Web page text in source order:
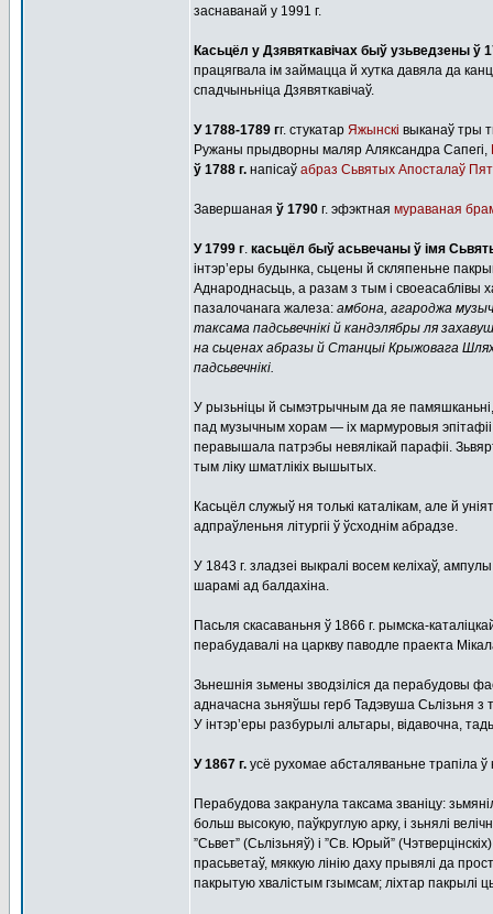
заснаванай у 1991 г.
Касьцёл у Дзявяткавічах быў узьведзены ў
працягвала ім займацца й хутка давяла да
спадчыньніца Дзявяткавічаў.
У 1788-1789 гг. стукатар Яжынскі выканаў тры
Ружаны прыдворны маляр Аляксандра Сапегі,
ў 1788 г. напісаў абраз Сьвятых Апосталаў
Завершаная ў 1790 г. эфэктная мураваная
У 1799 г. касьцёл быў асьвечаны ў імя
інтэр’еры будынка, сьцены й скляпеньне
Аднароднасьць, а разам з тым і своеасаблівы
пазалочанага жалеза: амбона, агароджа
таксама падсьвечнікі й кандэлябры ля
на сьценах абразы й Станцыі Крыжовага
падсьвечнікі.
У рызьніцы й сымэтрычным да яе
пад музычным хорам — іх мармуровыя
перавышала патрэбы невялікай парафіі.
тым ліку шматлікіх вышытых.
Касьцёл служыў ня толькі каталікам, але й
адпраўленьня літургіі ў ўсходнім абрадзе.
У 1843 г. зладзеі выкралі восем келіхаў,
шарамі ад балдахіна.
Пасьля скасаваньня ў 1866 г. рымска-
перабудавалі на царкву паводле праекта
Зьнешнія зьмены зводзіліся да перабудовы
адначасна зьняўшы герб Тадэвуша Сьлізьня з
У інтэр’еры разбурылі альтары, відавочна,
У 1867 г. усё рухомае абсталяваньне трапіла
Перабудова закранула таксама званіцу:
больш высокую, паўкруглую арку, і зьнялі
”Сьвет” (Сьлізьняў) і ”Св. Юрый”
прасьветаў, мяккую лінію даху прывялі да
пакрытую хвалістым гзымсам; ліхтар пакрылі